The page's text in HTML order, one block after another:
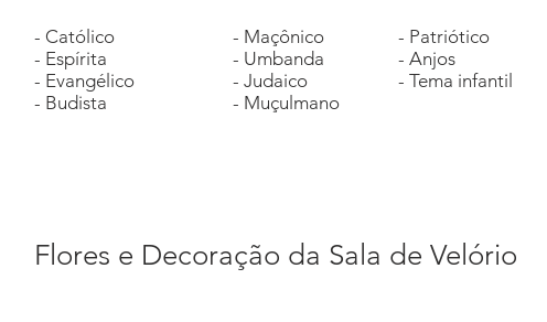
- Católico
- Espírita
- Evangélico
- Budista
- Maçônico
- Umbanda
- Judaico
- Muçulmano
- Patriótico
- Anjos
- Tema infantil
Flores e Decoração da Sala de Velório